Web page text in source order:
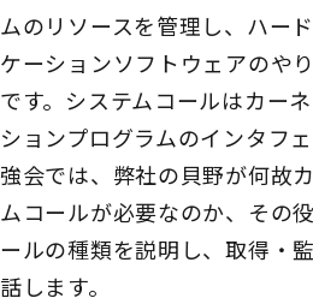
ムのリソースを管理し、ハー
ケーションソフトウェアのや
です。システムコールはカー
ションプログラムのインタフ
強会では、弊社の貝野が何故
ムコールが必要なのか、その
ールの種類を説明し、取得・
話します。